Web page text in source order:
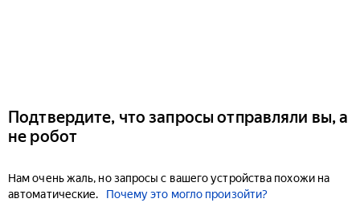
Подтвердите, что запросы отправляли вы, а
не робот
Нам очень жаль, но запросы с вашего устройства похожи на
автоматические.
Почему это могло произойти?